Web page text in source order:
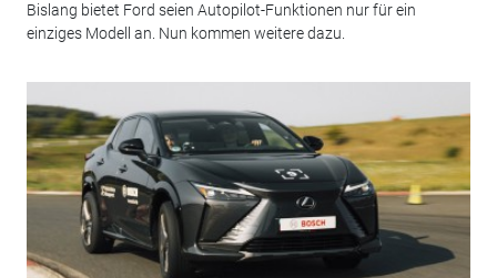
Bislang bietet Ford seien Autopilot-Funktionen nur für ein
einziges Modell an. Nun kommen weitere dazu.